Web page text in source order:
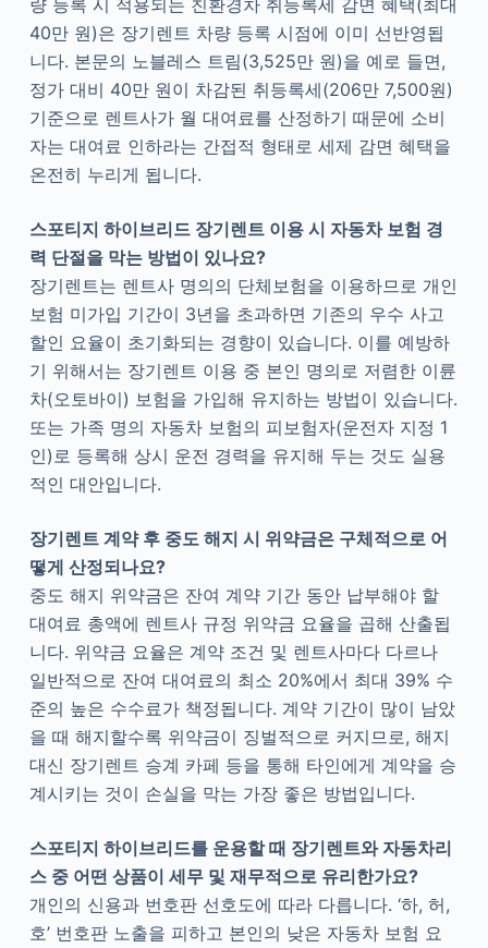
40만 원)은 장기렌트 차량 등록 시점에 이미 선반영됩
니다. 본문의 노블레스 트림(3,525만 원)을 예로 들면,
정가 대비 40만 원이 차감된 취등록세(206만 7,500원)
기준으로 렌트사가 월 대여료를 산정하기 때문에 소비
자는 대여료 인하라는 간접적 형태로 세제 감면 혜택을
온전히 누리게 됩니다.
스포티지 하이브리드 장기렌트 이용 시 자동차 보험 경
력 단절을 막는 방법이 있나요?
장기렌트는 렌트사 명의의 단체보험을 이용하므로 개인
보험 미가입 기간이 3년을 초과하면 기존의 우수 사고
할인 요율이 초기화되는 경향이 있습니다. 이를 예방하
기 위해서는 장기렌트 이용 중 본인 명의로 저렴한 이륜
차(오토바이) 보험을 가입해 유지하는 방법이 있습니다.
또는 가족 명의 자동차 보험의 피보험자(운전자 지정 1
인)로 등록해 상시 운전 경력을 유지해 두는 것도 실용
적인 대안입니다.
장기렌트 계약 후 중도 해지 시 위약금은 구체적으로 어
떻게 산정되나요?
중도 해지 위약금은 잔여 계약 기간 동안 납부해야 할
대여료 총액에 렌트사 규정 위약금 요율을 곱해 산출됩
니다. 위약금 요율은 계약 조건 및 렌트사마다 다르나
일반적으로 잔여 대여료의 최소 20%에서 최대 39% 수
준의 높은 수수료가 책정됩니다. 계약 기간이 많이 남았
을 때 해지할수록 위약금이 징벌적으로 커지므로, 해지
대신 장기렌트 승계 카페 등을 통해 타인에게 계약을 승
계시키는 것이 손실을 막는 가장 좋은 방법입니다.
스포티지 하이브리드를 운용할 때 장기렌트와 자동차리
스 중 어떤 상품이 세무 및 재무적으로 유리한가요?
개인의 신용과 번호판 선호도에 따라 다릅니다. ‘하, 허,
호’ 번호판 노출을 피하고 본인의 낮은 자동차 보험 요